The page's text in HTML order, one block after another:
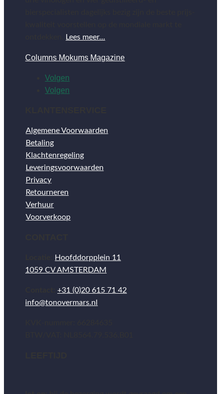
Lees meer…
Columns Mokums Magazine
Volgen
Volgen
Algemene Voorwaarden
Betaling
Klachtenregeling
Leveringsvoorwaarden
Privacy
Retourneren
Verhuur
Voorverkoop
Hoofddorpplein 11
1059 CV AMSTERDAM
+31 (0)20 615 71 42
info@tonovermars.nl